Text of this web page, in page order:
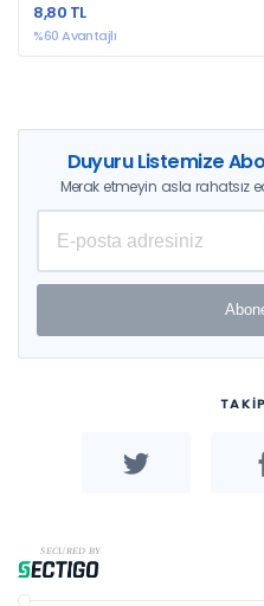
8,80 TL
%60 Avantajlı
Duyuru Listemize
Merak etmeyin asla rahatsız